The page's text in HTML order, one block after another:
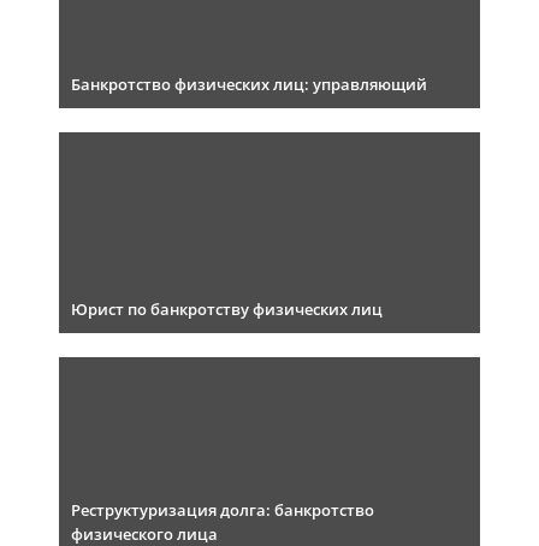
Банкротство физических лиц: управляющий
Юрист по банкротству физических лиц
Реструктуризация долга: банкротство
физического лица